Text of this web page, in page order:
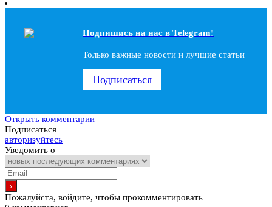
Подпишись на наc в Telegram!
Только важные новости и лучшие статьи
Подписаться
Открыть комментарии
Подписаться
авторизуйтесь
Уведомить о
Пожалуйста, войдите, чтобы прокомментировать